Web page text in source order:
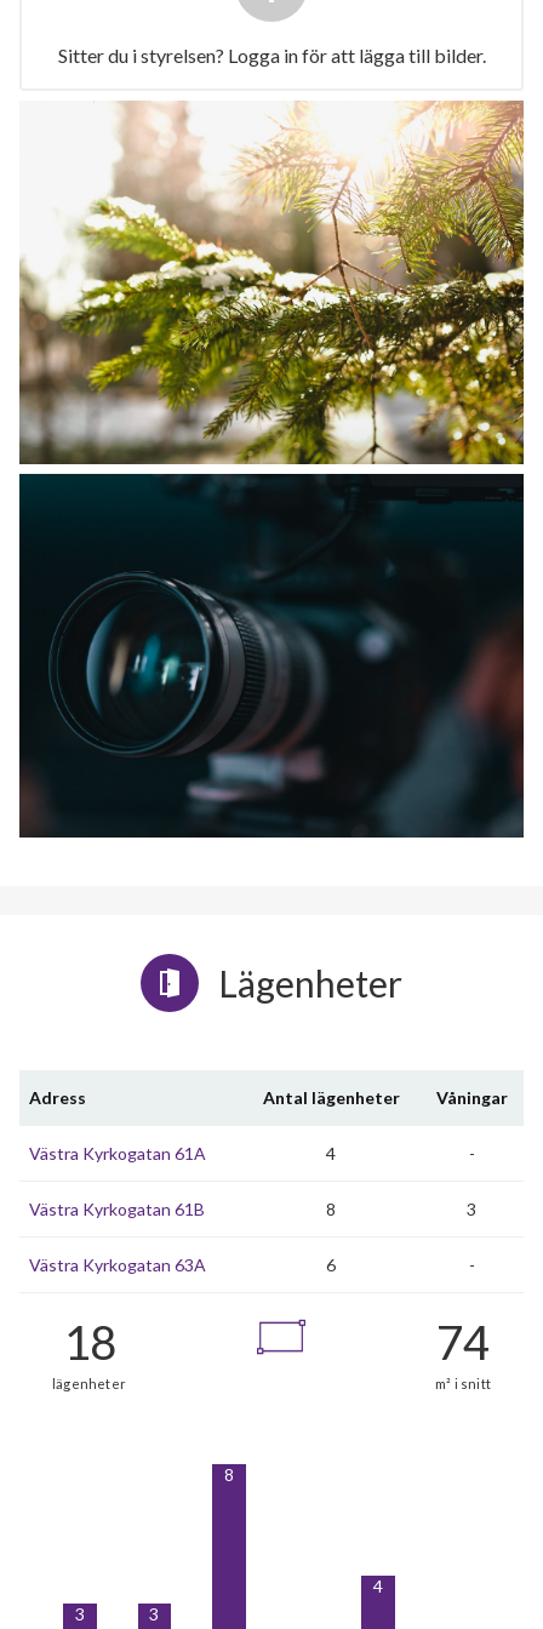
Sitter du i styrelsen? Logga in för att lägga till bilder.
Lägenheter
Adress Antal lägenheter Våningar
Västra Kyrkogatan 61A 4 -
Västra Kyrkogatan 61B 8 3
Västra Kyrkogatan 63A 6 -
3 3
8
4